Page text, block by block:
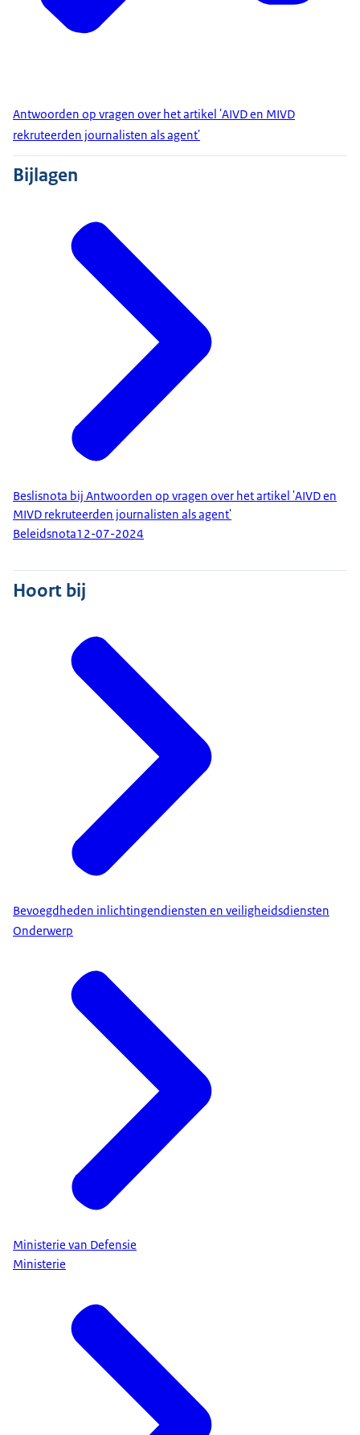
Antwoorden op vragen over het artikel 'AIVD en MIVD
rekruteerden journalisten als agent'
Bijlagen
Beslisnota bij Antwoorden op vragen over het artikel 'AIVD en
MIVD rekruteerden journalisten als agent'
Beleidsnota12-07-2024
Hoort bij
Bevoegdheden inlichtingendiensten en veiligheidsdiensten
Onderwerp
Ministerie van Defensie
Ministerie